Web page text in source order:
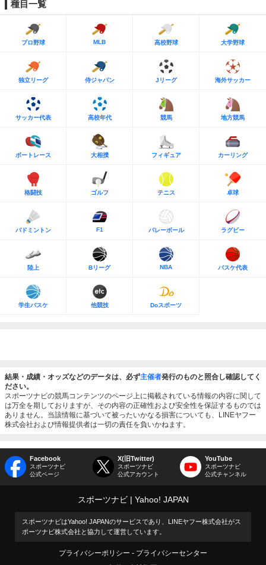
種目一覧
プロ野球 MLB 高校野球 大学野球
独立リーグ 侍ジャパン Jリーグ 海外サッカー
サッカー代表 高校年代 競馬 地方競馬
ボートレース 大相撲 フィギュア カーリング
格闘技 ゴルフ テニス 卓球
バドミントン F1 バレーボール ラグビー
陸上 Bリーグ NBA バスケ代表
学生バスケ 他競技 Doスポーツ
結果・成績・オッズなどのデータは、必ず主催者発行のものと照合し確認してく
ださい。
スポーツナビの競馬コンテンツのページ上に掲載されている情報の内容に関して
は万全を期しておりますが、その内容の正確性および安全性を保証するものでは
ありません。当該情報に基づいて被ったいかなる損害についても、LINEヤフー
株式会社および情報提供者は一切の責任を負いかねます。
Facebook
スポーツナビ
公式ページ
X(旧Twitter)
スポーツナビ
公式アカウント
YouTube
スポーツナビ
公式チャンネル
スポーツナビ Yahoo! JAPAN
スポーツナビはYahoo! JAPANのサービスであり、LINEヤフー株式会社がス
ポーツナビ株式会社と協力して運営しています。
プライバシーポリシー
プライバシーセンター